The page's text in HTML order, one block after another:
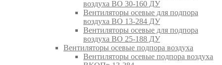
воздуха ВО 30-160 ДУ
Вентиляторы осевые для подпора
воздуха ВО 13-284 ДУ
Вентиляторы осевые для подпора
воздуха ВО 25-188 ДУ
Вентиляторы осевые подпора воздуха
Вентиляторы осевые подпора воздуха